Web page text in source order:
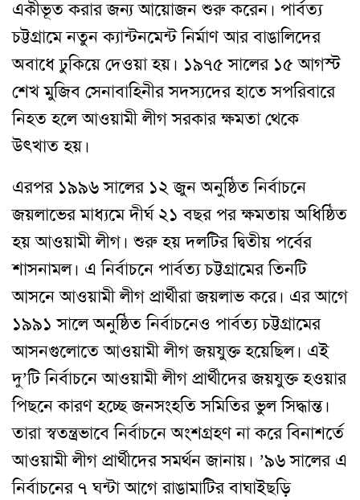
একীভূত করার জন্য আয়োজন শুরু করেন। পার্বত্য
চট্টগ্রামে নতুন ক্যান্টনমেন্ট নির্মাণ আর বাঙালিদের
অবাধে ঢুকিয়ে দেওয়া হয়। ১৯৭৫ সালের ১৫ আগস্ট
শেখ মুজিব সেনাবাহিনীর সদস্যদের হাতে সপরিবারে
নিহত হলে আওয়ামী লীগ সরকার ক্ষমতা থেকে
উৎখাত হয়।
এরপর ১৯৯৬ সালের ১২ জুন অনুষ্ঠিত নির্বাচনে
জয়লাভের মাধ্যমে দীর্ঘ ২১ বছর পর ক্ষমতায় অধিষ্ঠিত
হয় আওয়ামী লীগ। শুরু হয় দলটির দ্বিতীয় পর্বের
শাসনামল। এ নির্বাচনে পার্বত্য চট্টগ্রামের তিনটি
আসনে আওয়ামী লীগ প্রার্থীরা জয়লাভ করে। এর আগে
১৯৯১ সালে অনুষ্ঠিত নির্বাচনেও পার্বত্য চট্টগ্রামের
আসনগুলোতে আওয়ামী লীগ জয়যুক্ত হয়েছিল। এই
দু’টি নির্বাচনে আওয়ামী লীগ প্রার্থীদের জয়যুক্ত হওয়ার
পিছনে কারণ হচ্ছে জনসংহতি সমিতির ভুল সিদ্ধান্ত।
তারা স্বতন্ত্রভাবে নির্বাচনে অংশগ্রহণ না করে বিনাশর্তে
আওয়ামী লীগ প্রার্থীদের সমর্থন জানায়। ’৯৬ সালের এ
নির্বাচনের ৭ ঘন্টা আগে রাঙামাটির বাঘাইছড়ি